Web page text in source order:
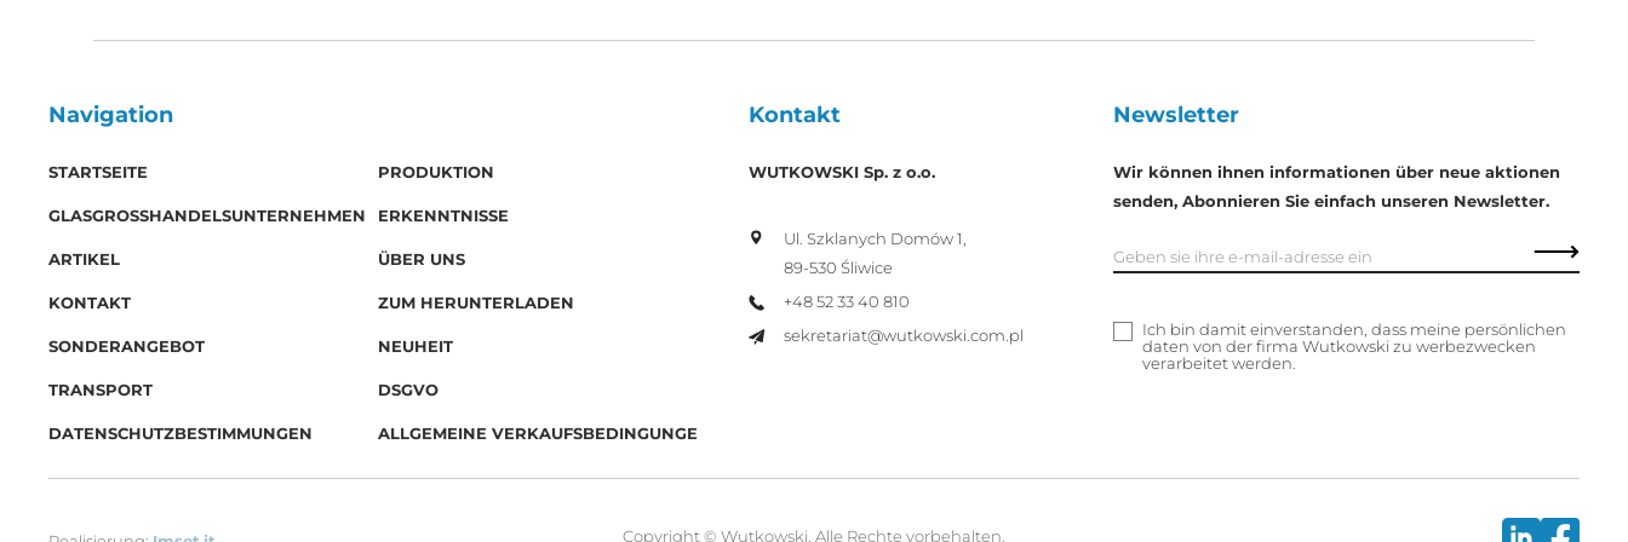
Navigation
STARTSEITE PRODUKTION
GLASGROSSHANDELSUNTERNEHMEN ERKENNTNISSE
ARTIKEL ÜBER UNS
KONTAKT ZUM HERUNTERLADEN
SONDERANGEBOT NEUHEIT
TRANSPORT DSGVO
DATENSCHUTZBESTIMMUNGEN ALLGEMEINE VERKAUFSBEDINGUNGE
Kontakt
WUTKOWSKI Sp. z o.o.
Ul. Szklanych Domów 1,
89-530 Śliwice
+48 52 33 40 810
sekretariat@wutkowski.com.pl
Newsletter
Wir können ihnen informationen über neue aktionen
senden, Abonnieren Sie einfach unseren Newsletter.
Ich bin damit einverstanden, dass meine persönlichen
daten von der firma Wutkowski zu werbezwecken
verarbeitet werden.
Copyright © Wutkowski. Alle Rechte vorbehalten.